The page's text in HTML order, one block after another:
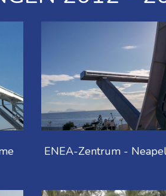
ENEA-Zentrum -